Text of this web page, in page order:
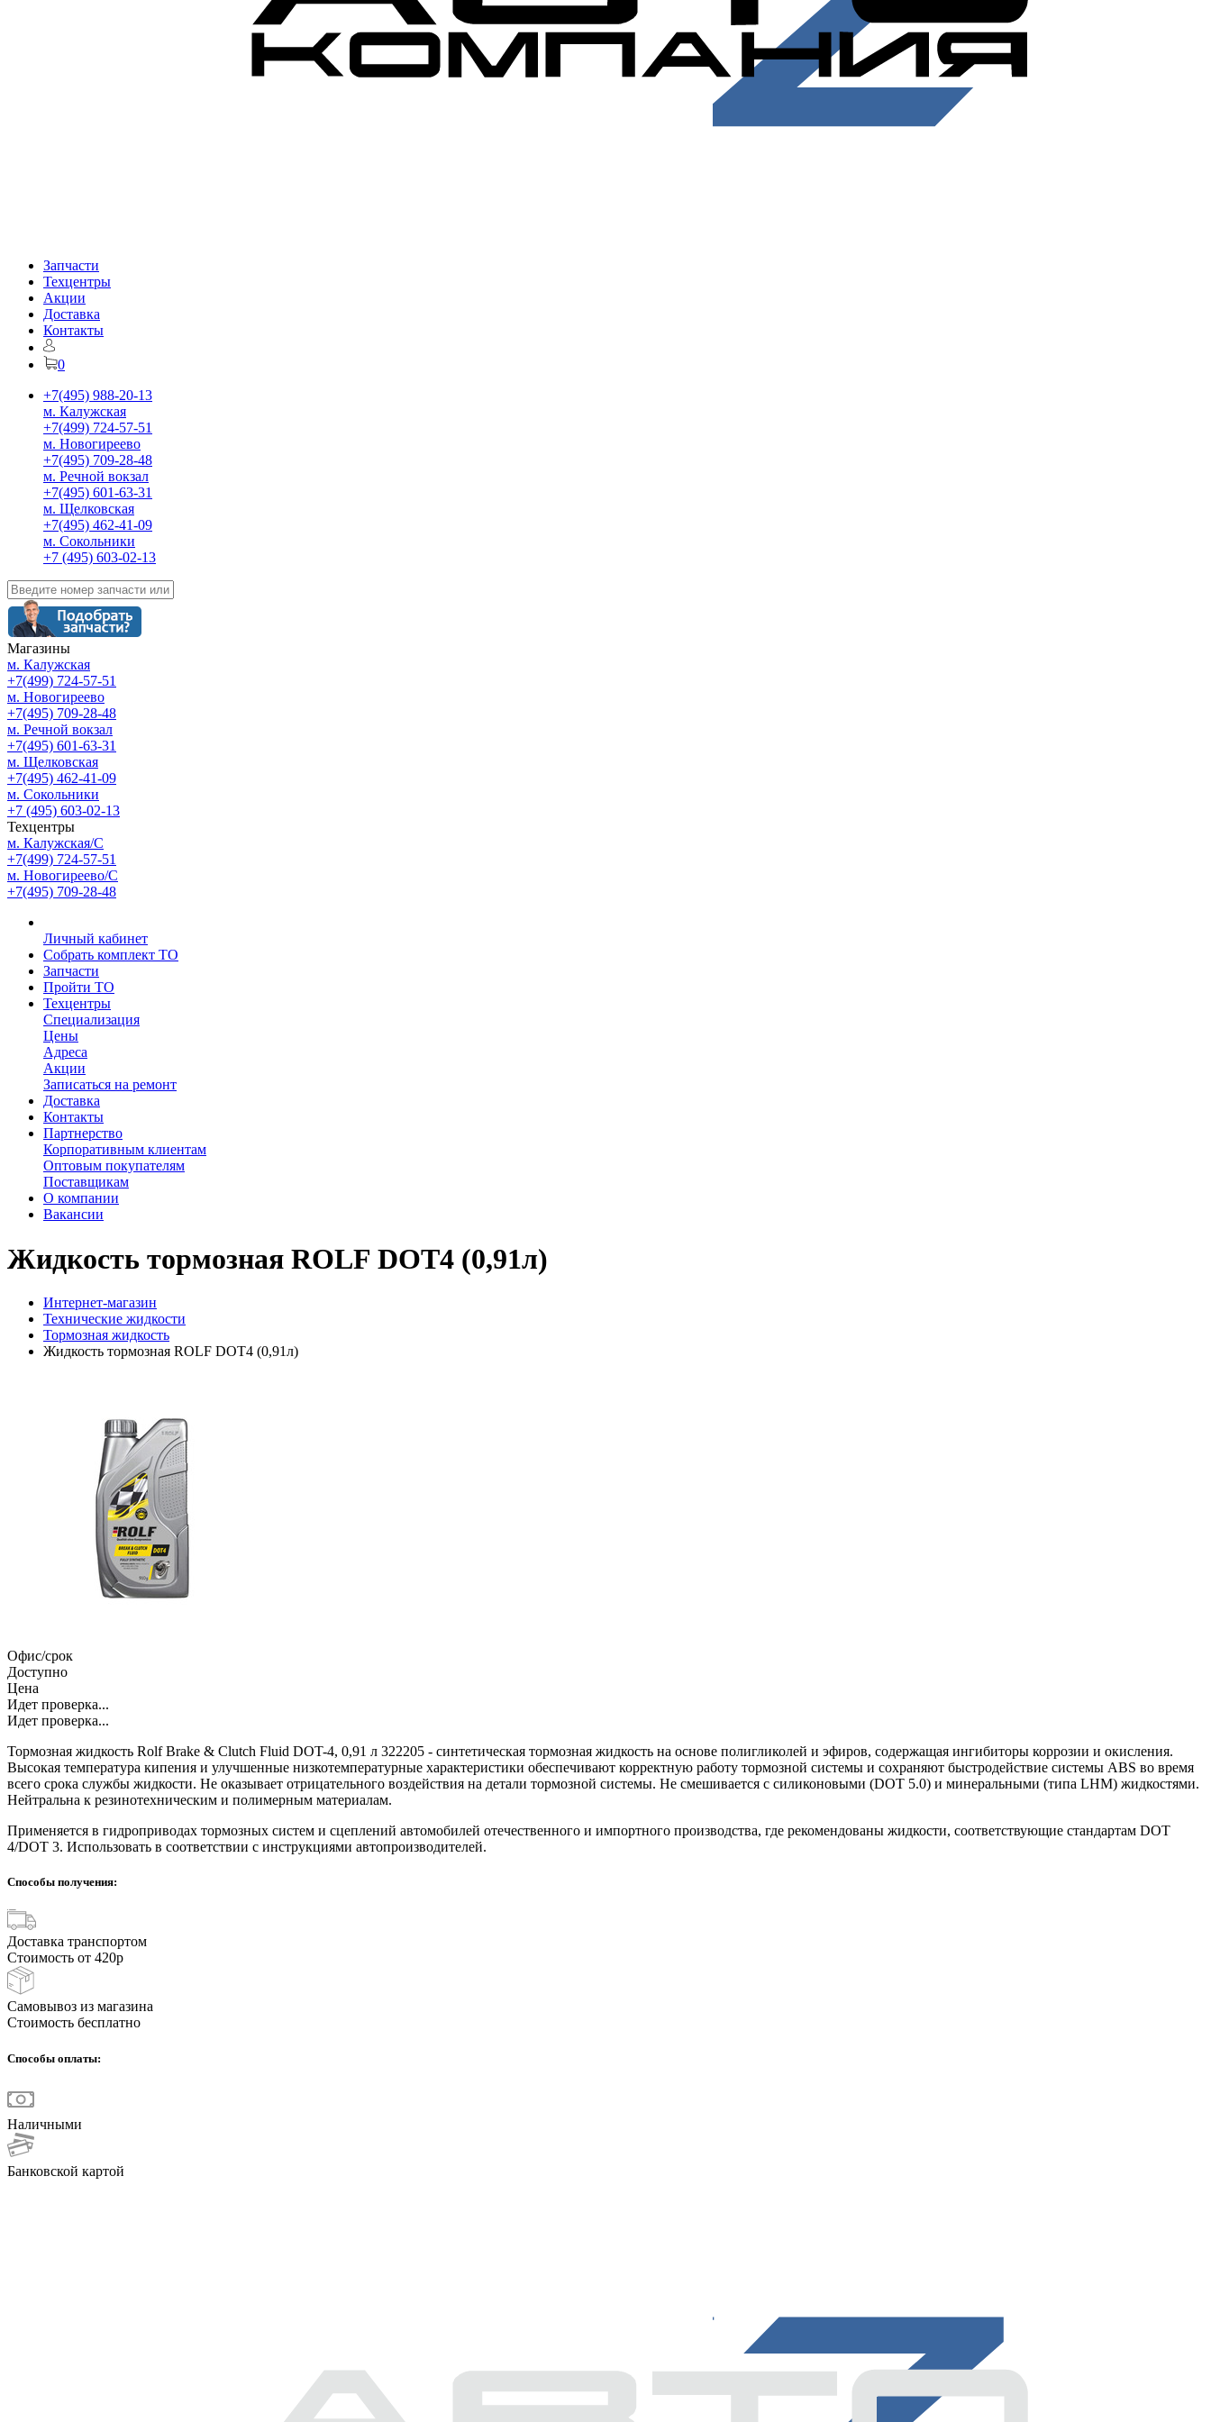
Запчасти
Техцентры
Акции
Доставка
Контакты
0
+7(495) 988-20-13
м. Калужская
+7(499) 724-57-51
м. Новогиреево
+7(495) 709-28-48
м. Речной вокзал
+7(495) 601-63-31
м. Щелковская
+7(495) 462-41-09
м. Сокольники
+7 (495) 603-02-13
Магазины
м. Калужская
+7(499) 724-57-51
м. Новогиреево
+7(495) 709-28-48
м. Речной вокзал
+7(495) 601-63-31
м. Щелковская
+7(495) 462-41-09
м. Сокольники
+7 (495) 603-02-13
Техцентры
м. Калужская/С
+7(499) 724-57-51
м. Новогиреево/С
+7(495) 709-28-48
Личный кабинет
Собрать комплект ТО
Запчасти
Пройти ТО
Техцентры
Специализация
Цены
Адреса
Акции
Записаться на ремонт
Доставка
Контакты
Партнерство
Корпоративным клиентам
Оптовым покупателям
Поставщикам
О компании
Вакансии
Жидкость тормозная ROLF DOT4 (0,91л)
Интернет-магазин
Технические жидкости
Тормозная жидкость
Жидкость тормозная ROLF DOT4 (0,91л)
Офис/срок
Доступно
Цена
Идет проверка...
Идет проверка...
Тормозная жидкость Rolf Brake & Clutch Fluid DOT-4, 0,91 л 322205 - синтетическая тормозная жидкость на основе полигликолей и эфиров, содержащая ингибиторы коррозии и окисления.
Высокая температура кипения и улучшенные низкотемпературные характеристики обеспечивают корректную работу тормозной системы и сохраняют быстродействие системы ABS во время
всего срока службы жидкости. Не оказывает отрицательного воздействия на детали тормозной системы. Не смешивается с силиконовыми (DOT 5.0) и минеральными (типа LHM) жидкостями.
Нейтральна к резинотехническим и полимерным материалам.
Применяется в гидроприводах тормозных систем и сцеплений автомобилей отечественного и импортного производства, где рекомендованы жидкости, соответствующие стандартам DOT
4/DOT 3. Использовать в соответствии с инструкциями автопроизводителей.
Способы получения:
Доставка транспортом
Стоимость от 420р
Самовывоз из магазина
Стоимость бесплатно
Способы оплаты:
Наличными
Банковской картой